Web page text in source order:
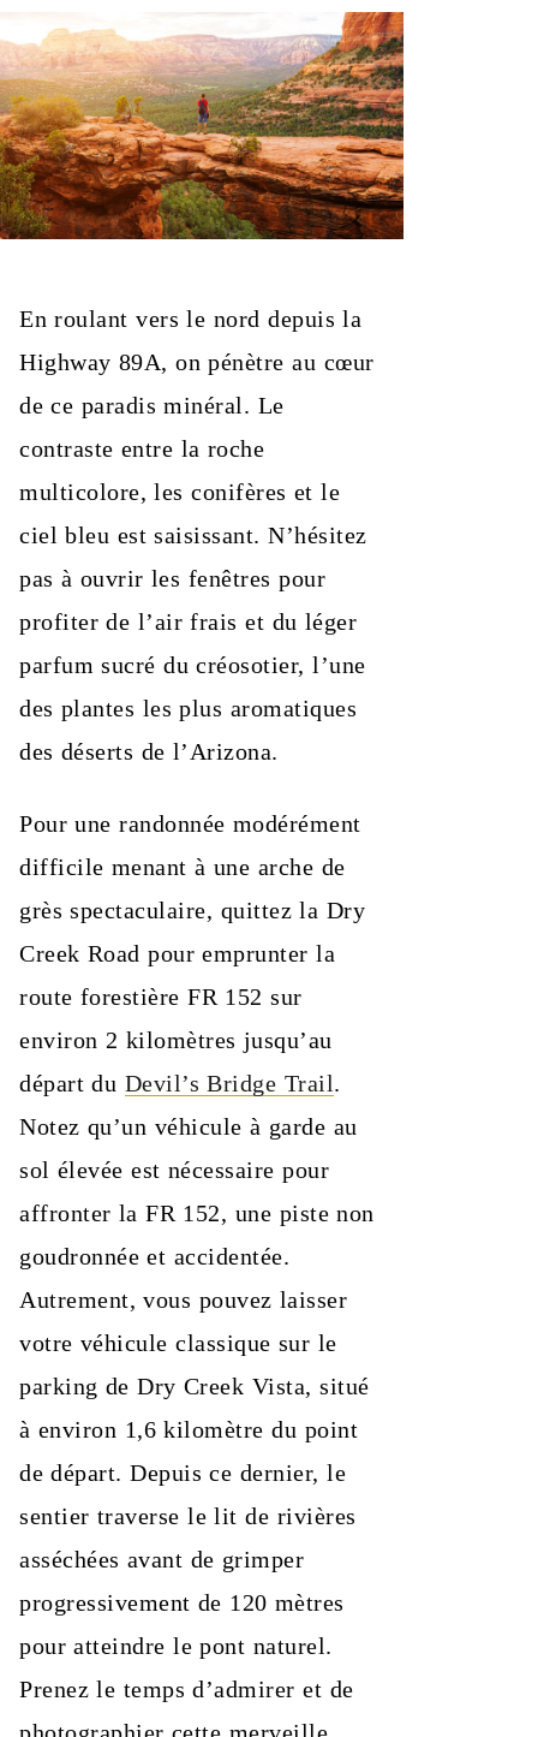
En roulant vers le nord depuis la
Highway 89A, on pénètre au cœur
de ce paradis minéral. Le
contraste entre la roche
multicolore, les conifères et le
ciel bleu est saisissant. N’hésitez
pas à ouvrir les fenêtres pour
profiter de l’air frais et du léger
parfum sucré du créosotier, l’une
des plantes les plus aromatiques
des déserts de l’Arizona.
Pour une randonnée modérément
difficile menant à une arche de
grès spectaculaire, quittez la Dry
Creek Road pour emprunter la
route forestière FR 152 sur
environ 2 kilomètres jusqu’au
départ du Devil’s Bridge Trail.
Notez qu’un véhicule à garde au
sol élevée est nécessaire pour
affronter la FR 152, une piste non
goudronnée et accidentée.
Autrement, vous pouvez laisser
votre véhicule classique sur le
parking de Dry Creek Vista, situé
à environ 1,6 kilomètre du point
de départ. Depuis ce dernier, le
sentier traverse le lit de rivières
asséchées avant de grimper
progressivement de 120 mètres
pour atteindre le pont naturel.
Prenez le temps d’admirer et de